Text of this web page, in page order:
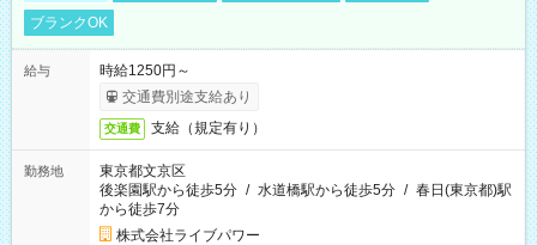
ブランクOK
給与
時給1250円～
交通費別途支給あり
交通費 支給（規定有り）
勤務地
東京都文京区
後楽園駅から徒歩5分 / 水道橋駅から徒歩5分 / 春日(東京都)駅
から徒歩7分
株式会社ライブパワー